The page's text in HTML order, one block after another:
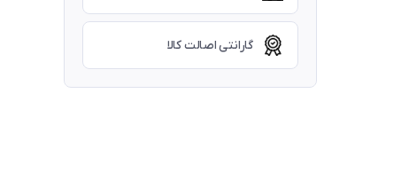
گارانتی اصالت کالا